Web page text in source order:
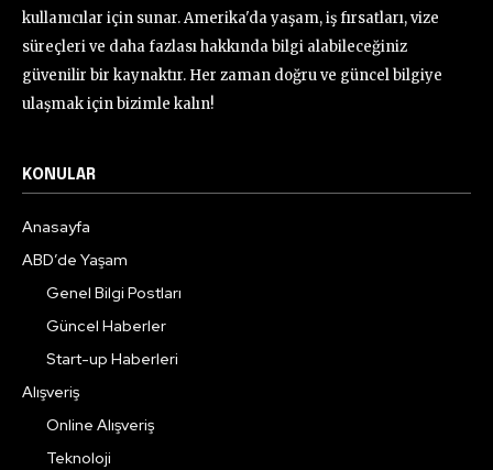
kullanıcılar için sunar. Amerika'da yaşam, iş fırsatları, vize
süreçleri ve daha fazlası hakkında bilgi alabileceğiniz
güvenilir bir kaynaktır. Her zaman doğru ve güncel bilgiye
ulaşmak için bizimle kalın!
KONULAR
Anasayfa
ABD’de Yaşam
Genel Bilgi Postları
Güncel Haberler
Start-up Haberleri
Alışveriş
Online Alışveriş
Teknoloji